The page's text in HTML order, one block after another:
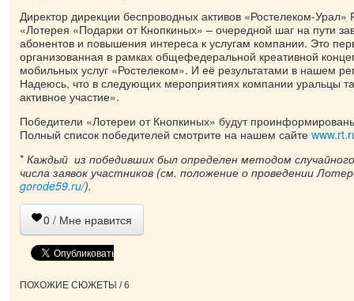
Директор дирекции беспроводных активов «Ростелеком-Урал»
«Лотерея «Подарки от Кнопкиных» – очередной шаг на пути
абонентов и повышения интереса к услугам компании. Это
организованная в рамках общефедеральной креативной
мобильных услуг «Ростелеком». И её результатами в нашем
Надеюсь, что в следующих мероприятиях компании уральцы
активное участие».
Победители «Лотереи от Кнопкиных» будут
Полный список победителей смотрите на нашем сайте
* Каждый из победивших был определен методом
числа заявок участников (см. положение о проведении
gorode59.ru/).
0 / Мне нравится
ПОХОЖИЕ СЮЖЕТЫ / 6